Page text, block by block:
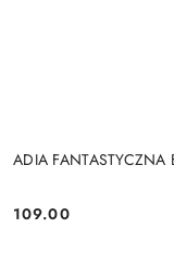
ADIA FANTASTYCZNA
Cena:
109.00